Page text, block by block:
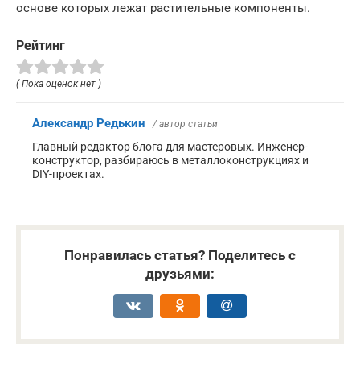
основе которых лежат растительные компоненты.
Рейтинг
( Пока оценок нет )
Александр Редькин / автор статьи
Главный редактор блога для мастеровых. Инженер-
конструктор, разбираюсь в металлоконструкциях и
DIY-проектах.
Понравилась статья? Поделитесь с
друзьями: